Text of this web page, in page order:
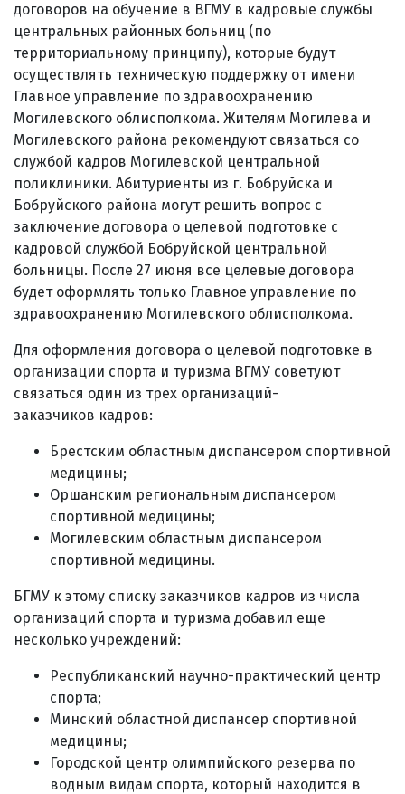
договоров на обучение в ВГМУ в кадровые службы
центральных районных больниц (по
территориальному принципу), которые будут
осуществлять техническую поддержку от имени
Главное управление по здравоохранению
Могилевского облисполкома. Жителям Могилева и
Могилевского района рекомендуют связаться со
службой кадров Могилевской центральной
поликлиники. Абитуриенты из г. Бобруйска и
Бобруйского района могут решить вопрос с
заключение договора о целевой подготовке с
кадровой службой Бобруйской центральной
больницы. После 27 июня все целевые договора
будет оформлять только Главное управление по
здравоохранению Могилевского облисполкома.
Для оформления договора о целевой подготовке в
организации спорта и туризма ВГМУ советуют
связаться один из трех организаций-
заказчиков кадров:
Брестским областным диспансером спортивной
медицины;
Оршанским региональным диспансером
спортивной медицины;
Могилевским областным диспансером
спортивной медицины.
БГМУ к этому списку заказчиков кадров из числа
организаций спорта и туризма добавил еще
несколько учреждений:
Республиканский научно-практический центр
спорта;
Минский областной диспансер спортивной
медицины;
Городской центр олимпийского резерва по
водным видам спорта, который находится в